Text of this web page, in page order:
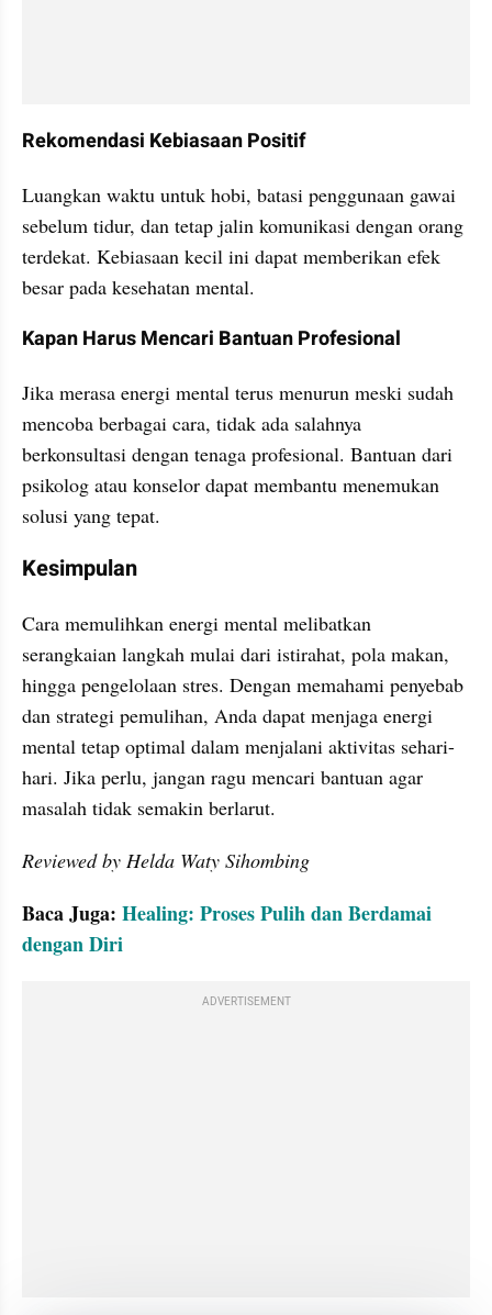
Rekomendasi Kebiasaan Positif
Luangkan waktu untuk hobi, batasi penggunaan gawai
sebelum tidur, dan tetap jalin komunikasi dengan orang
terdekat. Kebiasaan kecil ini dapat memberikan efek
besar pada kesehatan mental.
Kapan Harus Mencari Bantuan Profesional
Jika merasa energi mental terus menurun meski sudah
mencoba berbagai cara, tidak ada salahnya
berkonsultasi dengan tenaga profesional. Bantuan dari
psikolog atau konselor dapat membantu menemukan
solusi yang tepat.
Kesimpulan
Cara memulihkan energi mental melibatkan
serangkaian langkah mulai dari istirahat, pola makan,
hingga pengelolaan stres. Dengan memahami penyebab
dan strategi pemulihan, Anda dapat menjaga energi
mental tetap optimal dalam menjalani aktivitas sehari-
hari. Jika perlu, jangan ragu mencari bantuan agar
masalah tidak semakin berlarut.
Reviewed by Helda Waty Sihombing
Baca Juga: Healing: Proses Pulih dan Berdamai
dengan Diri
ADVERTISEMENT